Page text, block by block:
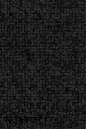
करें।